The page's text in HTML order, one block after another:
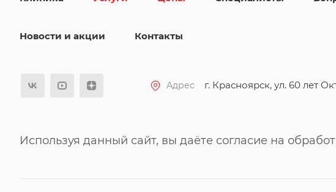
Новости и акции Контакты
Адрес г. Красноярск, ул. 60 лет
Используя данный сайт, вы даёте согласие на